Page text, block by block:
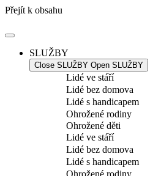
Přejít k obsahu
SLUŽBY
Close SLUŽBY Open SLUŽBY
Lidé ve stáří
Lidé bez domova
Lidé s handicapem
Ohrožené rodiny
Ohrožené děti
Lidé ve stáří
Lidé bez domova
Lidé s handicapem
Ohrožené rodiny